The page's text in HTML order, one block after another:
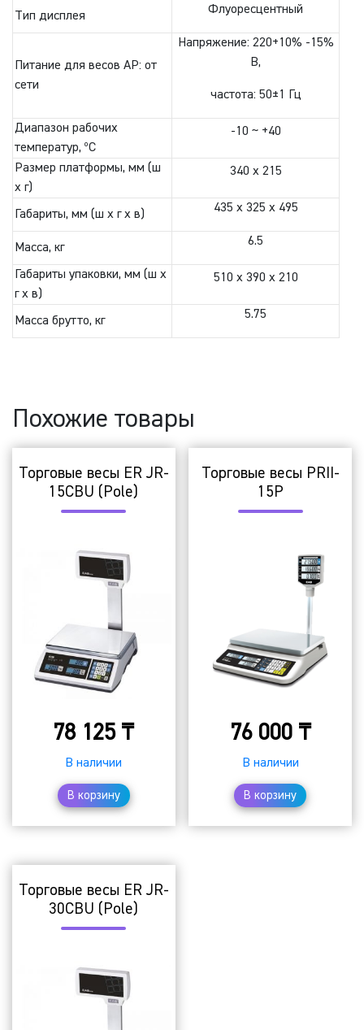
Тип дисплея Флуоресцентный
Питание для весов AP: от
сети
Напряжение: 220+10% -15%
В,
частота: 50±1 Гц
Диапазон рабочих
температур, ºC
-10 ~ +40
Размер платформы, мм (ш
х г)
340 x 215
Габариты, мм (ш х г х в) 435 x 325 x 495
Масса, кг 6.5
Габариты упаковки, мм (ш х
г х в)
510 x 390 x 210
Масса брутто, кг 5.75
Похожие товары
Торговые весы ER JR-
15CBU (Pole)
78 125 ₸
В наличии
В корзину
Торговые весы PRII-
15P
76 000 ₸
В наличии
В корзину
Торговые весы ER JR-
30CBU (Pole)